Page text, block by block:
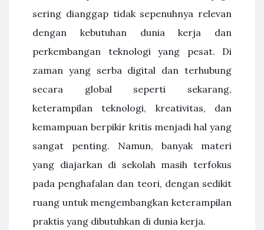
sering dianggap tidak sepenuhnya relevan
dengan kebutuhan dunia kerja dan
perkembangan teknologi yang pesat. Di
zaman yang serba digital dan terhubung
secara global seperti sekarang,
keterampilan teknologi, kreativitas, dan
kemampuan berpikir kritis menjadi hal yang
sangat penting. Namun, banyak materi
yang diajarkan di sekolah masih terfokus
pada penghafalan dan teori, dengan sedikit
ruang untuk mengembangkan keterampilan
praktis yang dibutuhkan di dunia kerja.